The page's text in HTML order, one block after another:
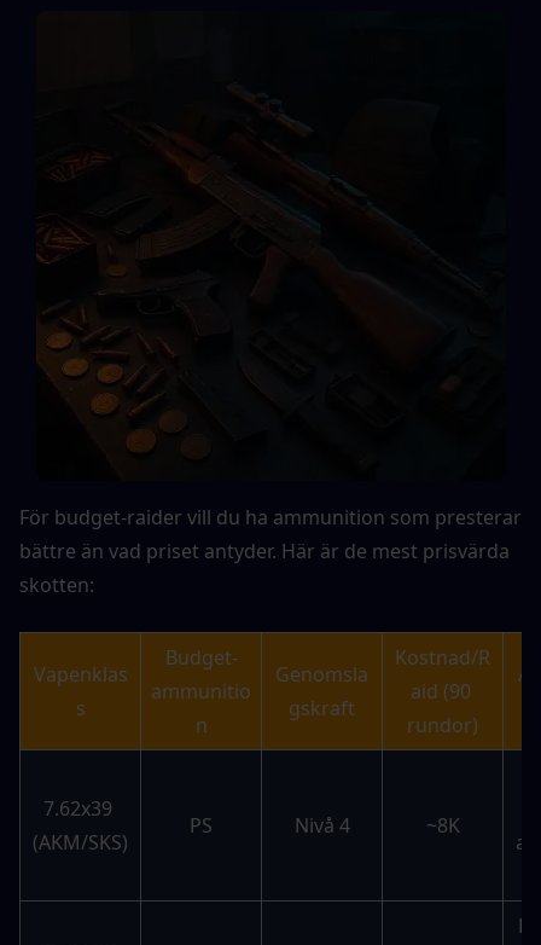
För budget-raider vill du ha ammunition som presterar
bättre än vad priset antyder. Här är de mest prisvärda
skotten:
Vapenklas
s
Budget-
ammunitio
n
Genomsla
gskraft
Kostnad/R
aid (90
rundor)
7.62x39
(AKM/SKS)
PS Nivå 4 ~8K